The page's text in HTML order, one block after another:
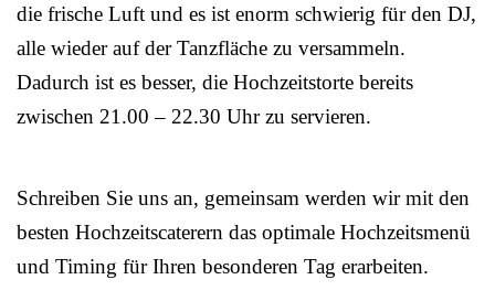
die frische Luft und es ist enorm schwierig für den DJ,
alle wieder auf der Tanzfläche zu versammeln.
Dadurch ist es besser, die Hochzeitstorte bereits
zwischen 21.00 – 22.30 Uhr zu servieren.
Schreiben Sie uns an, gemeinsam werden wir mit den
besten Hochzeitscaterern das optimale Hochzeitsmenü
und Timing für Ihren besonderen Tag erarbeiten.